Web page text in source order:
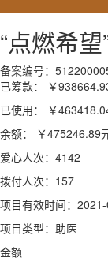
“点燃希
备案编号：
已筹款：
￥
已使用：
￥
余额：
￥475246.89
爱心人次：4142
拨付人次：157
项目有效时间：
项目类型：助医
金额